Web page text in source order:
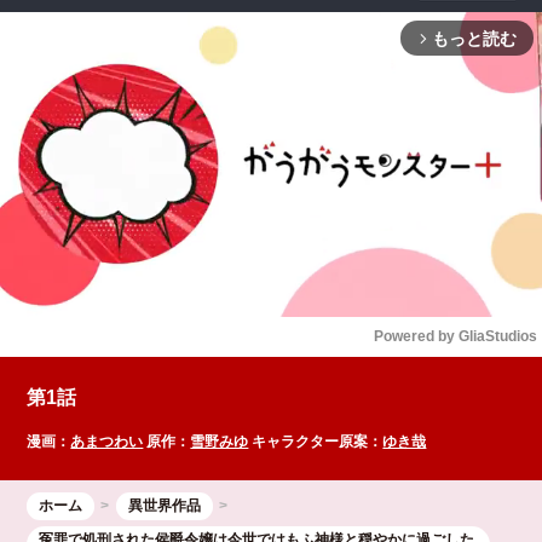
arrow_forward_ios もっと読む
Powered by GliaStudios
第1話
漫画：あまつわい 原作： 雪野みゆ キャラクター原案：ゆき哉
ホーム
異世界作品